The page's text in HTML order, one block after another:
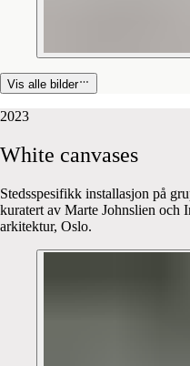
Vis alle bilder
2023
White canvases
Stedsspesifikk installasjon på
kuratert av Marte Johnslien
arkitektur, Oslo.